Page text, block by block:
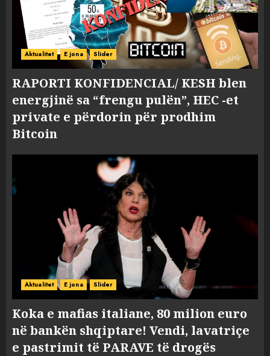
Aktualitet E jona Slider
RAPORTI KONFIDENCIAL/ KESH blen
energjinë sa “frengu pulën”, HEC -et
private e përdorin për prodhim
Bitcoin
Aktualitet E jona Slider
Koka e mafias italiane, 80 milion euro
në bankën shqiptare! Vendi, lavatriçe
e pastrimit të PARAVE të drogës